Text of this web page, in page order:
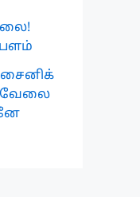
சைனிக்
வேலை